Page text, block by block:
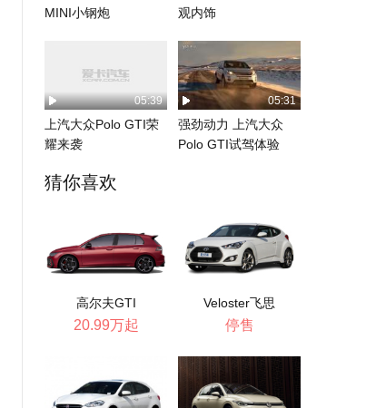
MINI小钢炮
观内饰
05:39
上汽大众Polo GTI荣
耀来袭
05:31
强劲动力 上汽大众
Polo GTI试驾体验
猜你喜欢
高尔夫GTI
20.99万起
Veloster飞思
停售